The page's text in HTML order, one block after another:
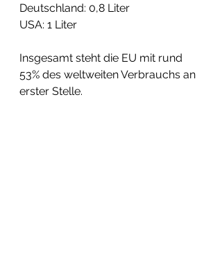
Deutschland: 0,8 Liter
USA: 1 Liter
Insgesamt steht die EU mit rund
53% des weltweiten Verbrauchs an
erster Stelle.